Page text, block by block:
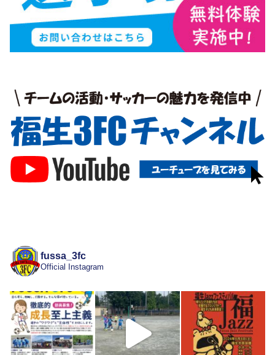
fussa_3fc
Official Instagram